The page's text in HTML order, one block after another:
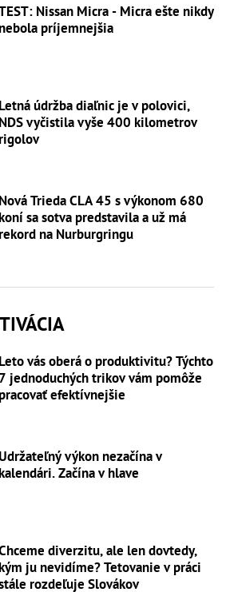
Nissan Micra - Micra ešte nikdy
nebola príjemnejšia
Letná údržba diaľnic je v polovici,
NDS vyčistila vyše 400 kilometrov
rigolov
Nová Trieda CLA 45 s výkonom 680
koní sa sotva predstavila a už má
rekord na Nurburgringu
Leto vás oberá o produktivitu? Týchto
7 jednoduchých trikov vám pomôže
pracovať efektívnejšie
Udržateľný výkon nezačína v
kalendári. Začína v hlave
diverzitu, ale len dovtedy,
kým ju nevidíme? Tetovanie v práci
rozdeľuje Slovákov